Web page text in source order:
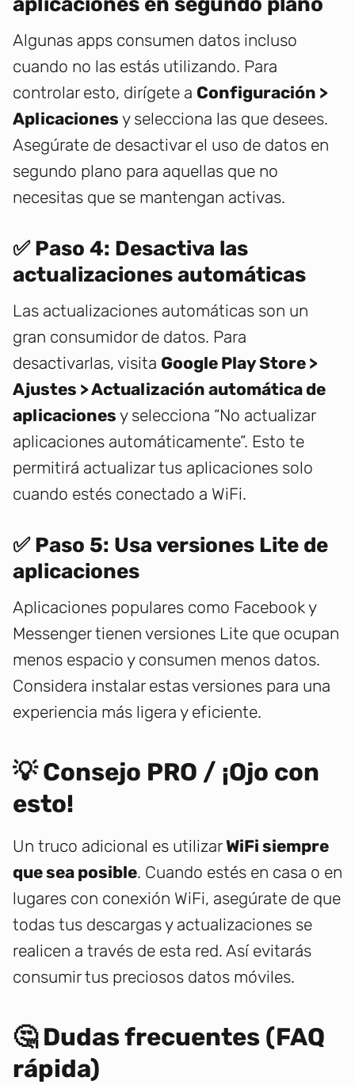
Algunas apps consumen datos incluso
cuando no las estás utilizando. Para
controlar esto, dirígete a Configuración >
Aplicaciones y selecciona las que desees.
Asegúrate de desactivar el uso de datos en
segundo plano para aquellas que no
necesitas que se mantengan activas.
✅ Paso 4: Desactiva las
actualizaciones automáticas
Las actualizaciones automáticas son un
gran consumidor de datos. Para
desactivarlas, visita Google Play Store >
Ajustes > Actualización automática de
aplicaciones y selecciona “No actualizar
aplicaciones automáticamente”. Esto te
permitirá actualizar tus aplicaciones solo
cuando estés conectado a WiFi.
✅ Paso 5: Usa versiones Lite de
aplicaciones
Aplicaciones populares como Facebook y
Messenger tienen versiones Lite que ocupan
menos espacio y consumen menos datos.
Considera instalar estas versiones para una
experiencia más ligera y eficiente.
💡 Consejo PRO / ¡Ojo con
esto!
Un truco adicional es utilizarWiFi siempre
que sea posible. Cuando estés en casa o en
lugares con conexión WiFi, asegúrate de que
todas tus descargas y actualizaciones se
realicen a través de esta red. Así evitarás
consumir tus preciosos datos móviles.
🤔 Dudas frecuentes (FAQ
rápida)